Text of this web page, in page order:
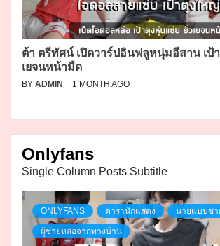
ต้า ตรีทัศน์ เปิดวาร์ปอินฟลูหนุ่มอีสาน เป้
เยจนหน้ามืด
BY ADMIN 1 MONTH AGO
Onlyfans
Single Column Posts Subtitle
ONLYFANS ดารานักแสดง นายแบบชา
ผู้ชายหล่อจากทางบ้าน